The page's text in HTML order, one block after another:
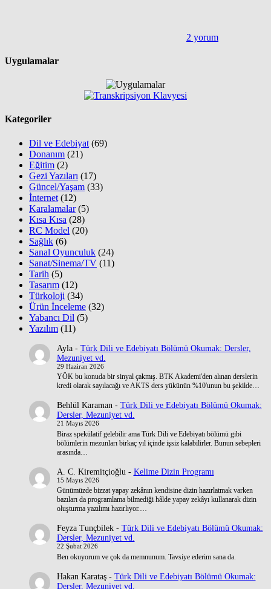
2 yorum
Uygulamalar
Kategoriler
Dil ve Edebiyat (69)
Donanım (21)
Eğitim (2)
Gezi Yazıları (17)
Güncel/Yaşam (33)
İnternet (12)
Karalamalar(5)
Kısa Kısa (28)
RC Model (20)
Sağlık (6)
Sanal Oyunculuk (24)
Sanat/Sinema/TV (11)
Tarih (5)
Tasarım (12)
Türkoloji (34)
Ürün İnceleme (32)
Yabancı Dil (5)
Yazılım (11)
Ayla- Türk Dili ve Edebiyatı Bölümü Okumak: Dersler,
Mezuniyet vd.
29 Haziran 2026
YÖK bu konuda bir sinyal çakmış. BTK Akademi'den alınan derslerin
kredi olarak sayılacağı ve AKTS ders yükünün %10'unun bu şekilde…
Behlül Karaman- Türk Dili ve Edebiyatı Bölümü Okumak:
Dersler, Mezuniyet vd.
21 Mayıs 2026
Biraz spekülatif gelebilir ama Türk Dili ve Edebiyatı bölümü gibi
bölümlerin mezunları birkaç yıl içinde işsiz kalabilirler. Bunun sebepleri
arasında…
A. C. Kiremitçioğlu - Kelime Dizin Programı
15 Mayıs 2026
Günümüzde bizzat yapay zekânın kendisine dizin hazırlatmak varken
bazıları da programlama bilmediği hâlde yapay zekâyı kullanarak dizin
oluşturma yazılımı hazırlıyor.…
Feyza Tunçbilek- Türk Dili ve Edebiyatı Bölümü Okumak:
Dersler, Mezuniyet vd.
22 Şubat 2026
Ben okuyorum ve çok da memnunum. Tavsiye ederim sana da.
Hakan Karataş- Türk Dili ve Edebiyatı Bölümü Okumak:
Dersler, Mezuniyet vd.